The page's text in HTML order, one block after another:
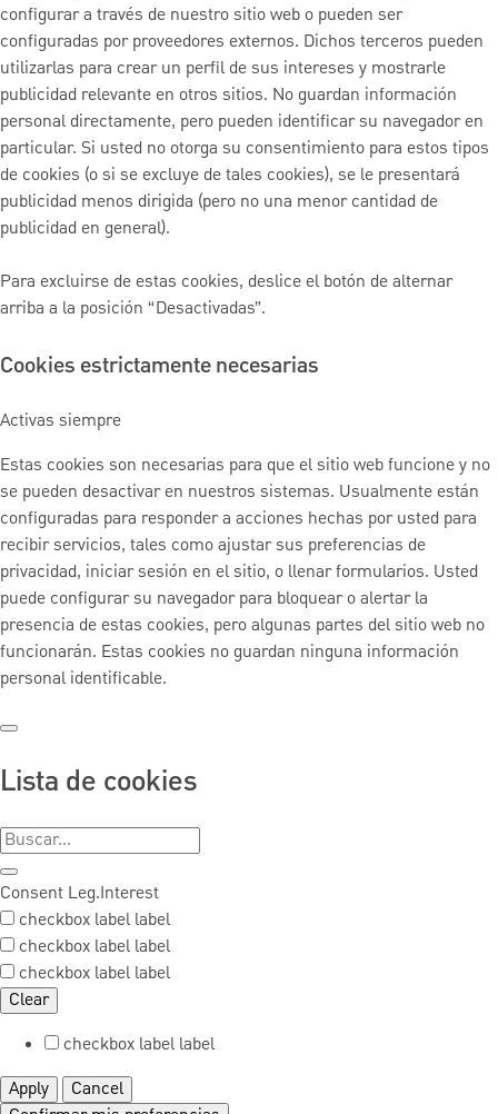
configurar a través de nuestro sitio web o pueden ser
configuradas por proveedores externos. Dichos terceros pueden
utilizarlas para crear un perfil de sus intereses y mostrarle
publicidad relevante en otros sitios. No guardan información
personal directamente, pero pueden identificar su navegador en
particular. Si usted no otorga su consentimiento para estos tipos
de cookies (o si se excluye de tales cookies), se le presentará
publicidad menos dirigida (pero no una menor cantidad de
publicidad en general).
Para excluirse de estas cookies, deslice el botón de alternar
arriba a la posición “Desactivadas”.
Cookies estrictamente necesarias
Activas siempre
Estas cookies son necesarias para que el sitio web funcione y no
se pueden desactivar en nuestros sistemas. Usualmente están
configuradas para responder a acciones hechas por usted para
recibir servicios, tales como ajustar sus preferencias de
privacidad, iniciar sesión en el sitio, o llenar formularios. Usted
puede configurar su navegador para bloquear o alertar la
presencia de estas cookies, pero algunas partes del sitio web no
funcionarán. Estas cookies no guardan ninguna información
personal identificable.
Lista de cookies
Consent Leg.Interest
checkbox label label
checkbox label label
checkbox label label
Clear
checkbox label label
Apply
Cancel